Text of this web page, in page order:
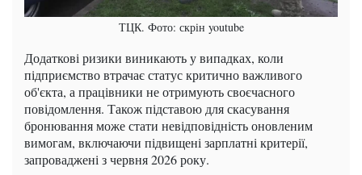
ТЦК. Фото: скрін youtube
Додаткові ризики виникають у випадках, коли
підприємство втрачає статус критично важливого
об'єкта, а працівники не отримують своєчасного
повідомлення. Також підставою для скасування
бронювання може стати невідповідність оновленим
вимогам, включаючи підвищені зарплатні критерії,
запроваджені з червня 2026 року.